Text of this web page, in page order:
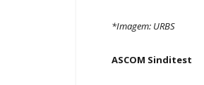
*Imagem: URBS
ASCOM Sinditest